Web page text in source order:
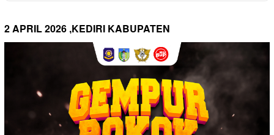
2 APRIL 2026 ,KEDIRI KABUPATEN